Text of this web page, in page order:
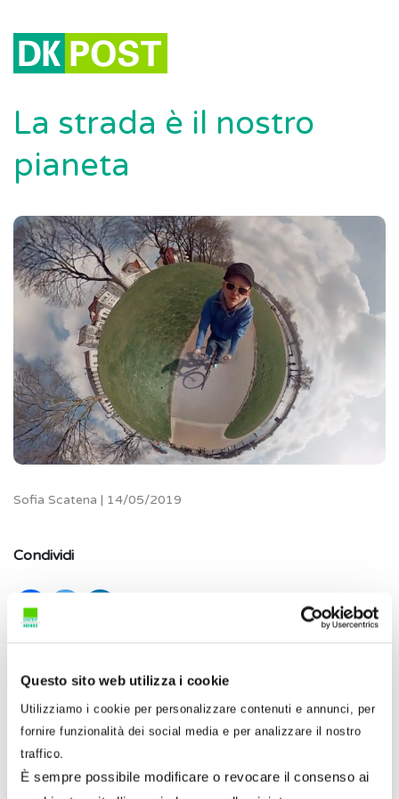
Questo sito web utilizza i cookie
Utilizziamo i cookie per personalizzare contenuti e annunci, per
fornire funzionalità dei social media e per analizzare il nostro
traffico.
È sempre possibile modificare o revocare il consenso ai
La strada è il nostro
pianeta
Sofia Scatena | 14/05/2019
Condividi
le vie del nostro quartiere in un piccolo pianeta. La
bizzarra idea è del tedesco Jonas Ginter, che
riesce a trasformare le immagini di luoghi
qualunque delle nostre piazze e vie in sfere, un po’
come fece Antoine de Saint-Exupery raccontando